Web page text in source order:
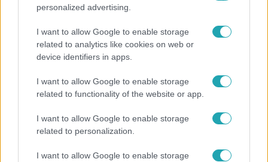
personalized advertising.
I want to allow Google to enable storage
related to analytics like cookies on web or
device identifiers in apps.
I want to allow Google to enable storage
related to functionality of the website or app.
I want to allow Google to enable storage
related to personalization.
I want to allow Google to enable storage